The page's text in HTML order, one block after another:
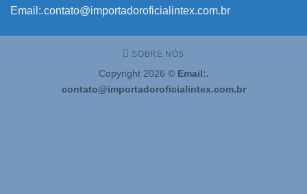
Email:.contato@importadoroficialintex.com.br
SOBRE NÓS
Copyright 2026 © Email:.
contato@importadoroficialintex.com.br